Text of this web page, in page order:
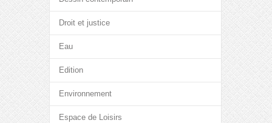
Droit et justice
Eau
Edition
Environnement
Espace de Loisirs